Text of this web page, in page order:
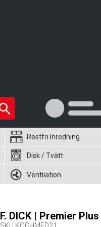
Rostfri Inredning
Disk / Tvätt
Ventilation
F. DICK | Premier